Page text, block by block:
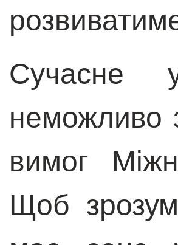
Сучасне
неможливо
вимог
Щоб